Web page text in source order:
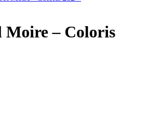
Moire – Coloris